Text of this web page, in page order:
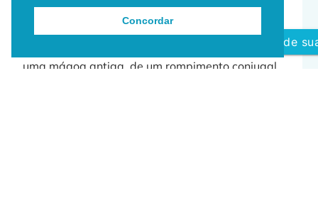
Zurique, Nova York, , conduzindo jornadas de
terapia online individualeterapia de casal
uma mágoa antiga, de um rompimento conjugal,
Agende
Concordar